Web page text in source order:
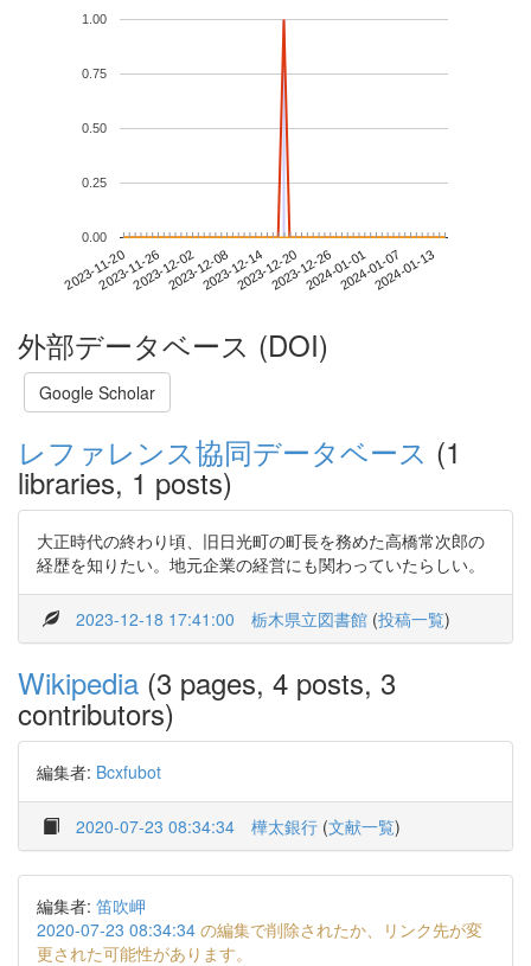
2023-11-202023-11-262023-12-022023-12-082023-12-142023-12-202023-12-262024-01-012024-01-072024-01-13
0.00
0.25
0.50
0.75
1.00
外部データベース (DOI)
Google Scholar
レファレンス協同データベース (1
libraries, 1 posts)
大正時代の終わり頃、旧日光町の町長を務めた高橋常次郎の
経歴を知りたい。地元企業の経営にも関わっていたらしい。
2023-12-18 17:41:00 栃木県立図書館 (投稿一覧)
Wikipedia (3 pages, 4 posts, 3
contributors)
編集者: Bcxfubot
2020-07-23 08:34:34 樺太銀行 (文献一覧)
編集者: 笛吹岬
2020-07-23 08:34:34 の編集で削除されたか、リンク先が変
更された可能性があります。